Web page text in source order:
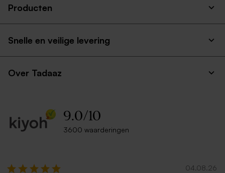
Producten
Snelle en veilige levering
Over Tadaaz
9.0/10
3600 waarderingen
04.08.26